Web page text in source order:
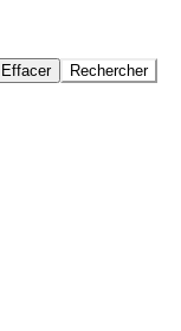
Effacer Rechercher